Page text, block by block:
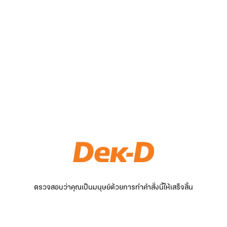
ตรวจสอบว่าคุณเป็นมนุษย์ด้วยการทำคำสั่งนี้ให้เสร็จสิ้น